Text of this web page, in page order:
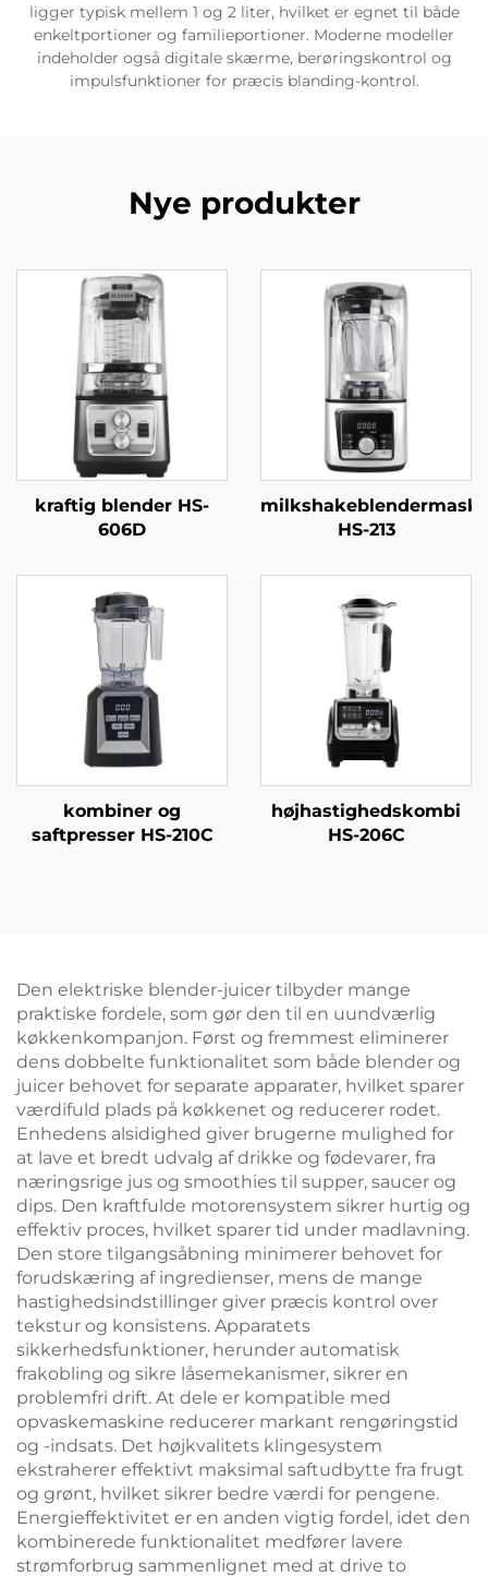
ligger typisk mellem 1 og 2 liter, hvilket er egnet til både
enkeltportioner og familieportioner. Moderne modeller
indeholder også digitale skærme, berøringskontrol og
impulsfunktioner for præcis blanding-kontrol.
Nye produkter
kraftig blender HS-
606D
HS-213
kombiner og
saftpresser HS-210C
højhastighedskombi
HS-206C
Den elektriske blender-juicer tilbyder mange
praktiske fordele, som gør den til en uundværlig
køkkenkompanjon. Først og fremmest eliminerer
dens dobbelte funktionalitet som både blender og
juicer behovet for separate apparater, hvilket sparer
værdifuld plads på køkkenet og reducerer rodet.
Enhedens alsidighed giver brugerne mulighed for
at lave et bredt udvalg af drikke og fødevarer, fra
næringsrige jus og smoothies til supper, saucer og
dips. Den kraftfulde motorensystem sikrer hurtig og
effektiv proces, hvilket sparer tid under madlavning.
Den store tilgangsåbning minimerer behovet for
forudskæring af ingredienser, mens de mange
hastighedsindstillinger giver præcis kontrol over
tekstur og konsistens. Apparatets
sikkerhedsfunktioner, herunder automatisk
frakobling og sikre låsemekanismer, sikrer en
problemfri drift. At dele er kompatible med
opvaskemaskine reducerer markant rengøringstid
og -indsats. Det højkvalitets klingesystem
ekstraherer effektivt maksimal saftudbytte fra frugt
og grønt, hvilket sikrer bedre værdi for pengene.
Energieffektivitet er en anden vigtig fordel, idet den
kombinerede funktionalitet medfører lavere
strømforbrug sammenlignet med at drive to